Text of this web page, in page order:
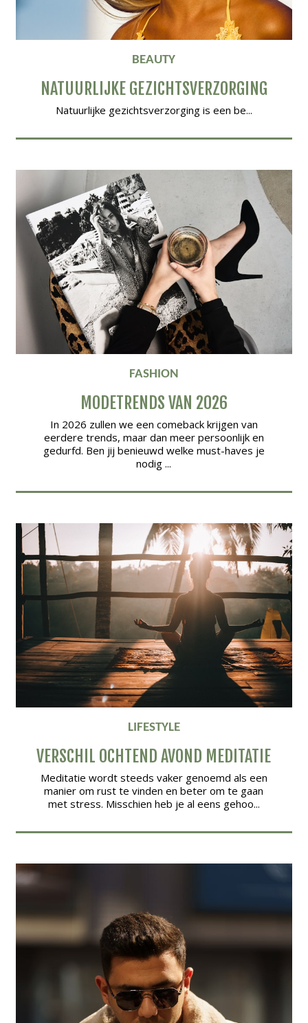
BEAUTY
NATUURLIJKE GEZICHTSVERZORGING
Natuurlijke gezichtsverzorging is een be...
FASHION
MODETRENDS VAN 2026
In 2026 zullen we een comeback krijgen van
eerdere trends, maar dan meer persoonlijk en
gedurfd. Ben jij benieuwd welke must-haves je
nodig ...
LIFESTYLE
VERSCHIL OCHTEND AVOND MEDITATIE
Meditatie wordt steeds vaker genoemd als een
manier om rust te vinden en beter om te gaan
met stress. Misschien heb je al eens gehoo...